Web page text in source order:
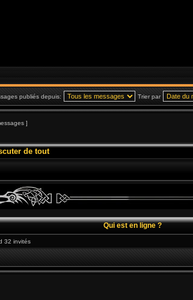
publiés depuis: Trier par
]
de tout
Qui est en ligne ?
32 invités